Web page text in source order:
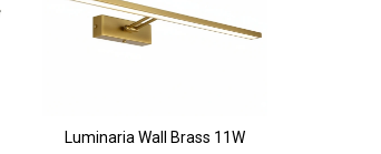
Luminaria Wall Brass 11W